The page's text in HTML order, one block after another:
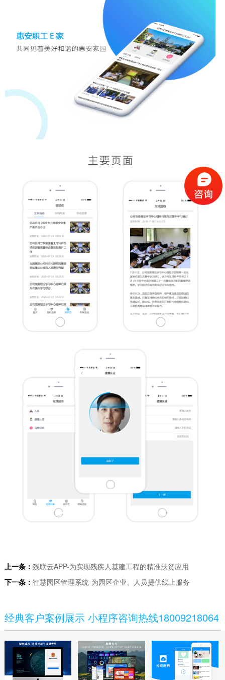
上一条： 残联云APP-为实现残疾人基建工程的精准扶贫应用
下一条： 智慧园区管理系统-为园区企业、人员提供线上服务
经典客户案例展示 小程序咨询热线18009218064